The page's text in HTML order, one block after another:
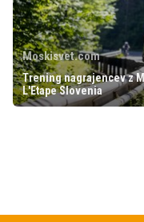
Moskisvet.com
Trening nagrajencev z
L'Etape Slovenia